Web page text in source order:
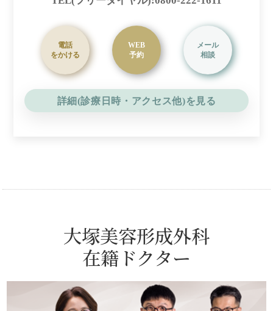
電話
をかける
WEB
予約
メール
相談
詳細(診療日時・アクセス他)を見る
大塚美容形成外科
在籍ドクター